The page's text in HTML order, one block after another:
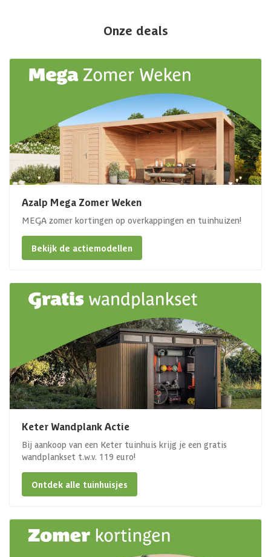
Onze deals
Azalp Mega Zomer Weken
MEGA zomer kortingen op overkappingen en tuinhuizen!
Bekijk de actiemodellen
Keter Wandplank Actie
Bij aankoop van een Keter tuinhuis krijg je een gratis
wandplankset t.w.v. 119 euro!
Ontdek alle tuinhuisjes